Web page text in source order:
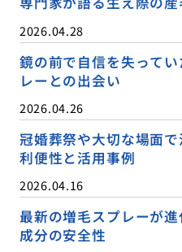
2026.04.28
鏡の前で自信を失って
レーとの出会い
2026.04.26
冠婚葬祭や大切な場面
利便性と活用事例
2026.04.16
最新の増毛スプレーが
成分の安全性